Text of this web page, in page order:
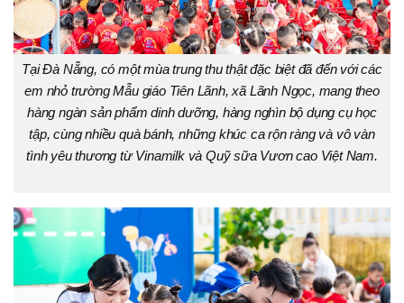
Tại Đà Nẵng, có một mùa trung thu thật đặc biệt đã đến với các
em nhỏ trường Mẫu giáo Tiên Lãnh, xã Lãnh Ngọc, mang theo
hàng ngàn sản phẩm dinh dưỡng, hàng nghìn bộ dụng cụ học
tập, cùng nhiều quà bánh, những khúc ca rộn ràng và vô vàn
tình yêu thương từ Vinamilk và Quỹ sữa Vươn cao Việt Nam.